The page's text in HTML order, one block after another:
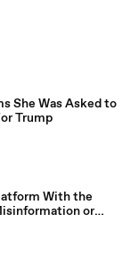
She Was Asked to
Trump
With the
or
All Social